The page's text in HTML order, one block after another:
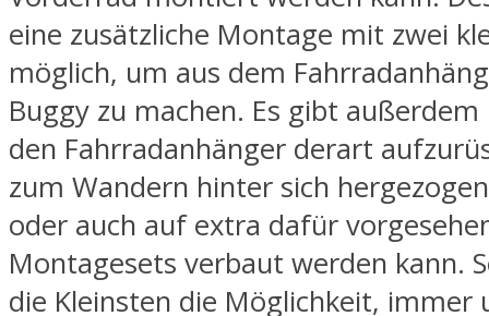
eine zusätzliche Montage mit zwei
möglich, um aus dem
Buggy zu machen. Es gibt
den Fahrradanhänger derart
zum Wandern hinter sich
oder auch auf extra dafür
Montagesets verbaut werden kann.
die Kleinsten die Möglichkeit, immer